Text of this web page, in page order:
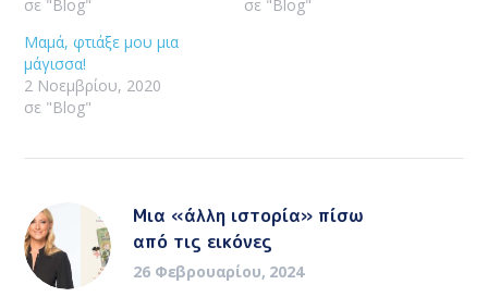
σε "Blog"
σε "Blog"
Μαμά, φτιάξε μου μια
μάγισσα!
2 Νοεμβρίου, 2020
σε "Blog"
Μια «άλλη ιστορία» πίσω
από τις εικόνες
26 Φεβρουαρίου, 2024